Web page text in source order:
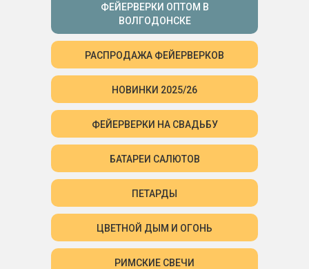
ФЕЙЕРВЕРКИ ОПТОМ В
ВОЛГОДОНСКЕ
РАСПРОДАЖА ФЕЙЕРВЕРКОВ
НОВИНКИ 2025/26
ФЕЙЕРВЕРКИ НА СВАДЬБУ
БАТАРЕИ САЛЮТОВ
ПЕТАРДЫ
ЦВЕТНОЙ ДЫМ И ОГОНЬ
РИМСКИЕ СВЕЧИ